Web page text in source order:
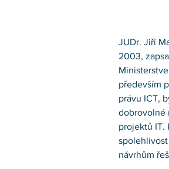
JUDr. Jiří
2003,
především
právu ICT,
dobrovolné
projektů IT.
návrhům